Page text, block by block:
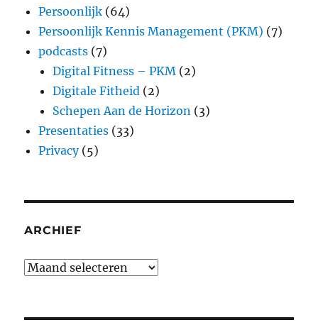
Persoonlijk (64)
Persoonlijk Kennis Management (PKM) (7)
podcasts (7)
Digital Fitness – PKM (2)
Digitale Fitheid (2)
Schepen Aan de Horizon (3)
Presentaties (33)
Privacy(5)
ARCHIEF
Archief